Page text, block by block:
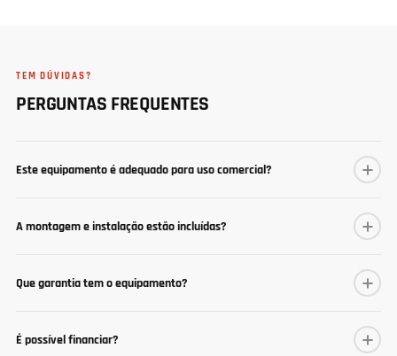
TEM DÚVIDAS?
PERGUNTAS FREQUENTES
Este equipamento é adequado para uso comercial?
A montagem e instalação estão incluídas?
Que garantia tem o equipamento?
É possível financiar?